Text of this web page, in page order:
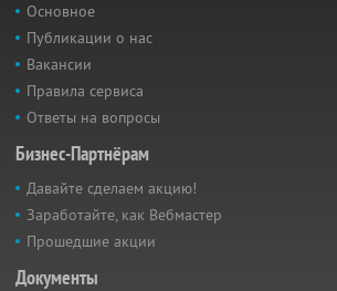
Основное
Публикации о нас
Вакансии
Правила сервиса
Ответы на вопросы
Бизнес-Партнёрам
Давайте сделаем акцию!
Заработайте, как Вебмастер
Прошедшие акции
Документы